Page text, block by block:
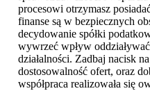
procesowi otrzymasz
finanse są w bezpiecznych
decydowanie spółki
wywrzeć wpływ
działalności. Zadbaj nacisk
dostosowalność ofert, oraz
współpraca realizowała się